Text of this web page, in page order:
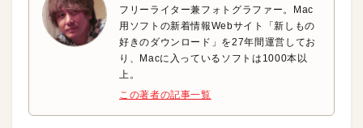
フリーライター兼フォトグラファー。Mac
用ソフトの新着情報Webサイト「新しもの
好きのダウンロード」を27年間運営してお
り、Macに入っているソフトは1000本以
上。
この著者の記事一覧